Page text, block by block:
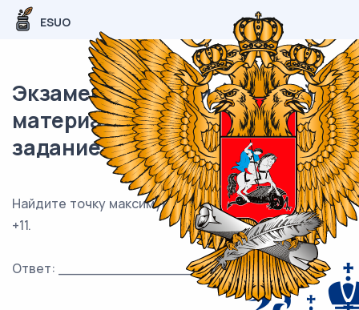
ESUO
Экзаменационный (типовой)
материал ЕГЭ / профиль / 12
задание (24) / 67
Найдите точку максимума функции y = ln( x − 7) −10x
+11.
Ответ: ___________________________.